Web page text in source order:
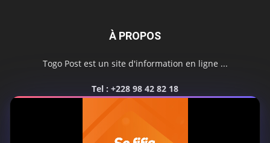
À PROPOS
Togo Post est un site d'information en ligne ...
Tel : +228 98 42 82 18